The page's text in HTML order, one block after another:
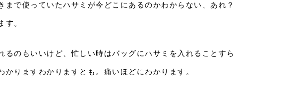
で使っていたハサミが今どこにあるのかわからない、あれ？
す。
のもいいけど、忙しい時はバッグにハサミを入れることすら
りますわかりますとも。痛いほどにわかります。